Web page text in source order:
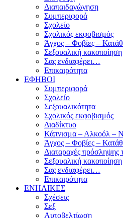
Διαπαιδαγώγηση
Συμπεριφορά
Σχολείο
Σχολικός εκφοβισμός
Άγχος – Φοβίες –
Σεξουαλική κακοποίηση
Σας ενδιαφέρει…
Επικαιρότητα
ΕΦΗΒΟΙ
Συμπεριφορά
Σχολείο
Σεξουαλικότητα
Σχολικός εκφοβισμός
Διαδίκτυο
Κάπνισμα – Αλκοόλ –
Άγχος – Φοβίες –
Διαταραχές πρόσληψης
Σεξουαλική κακοποίηση
Σας ενδιαφέρει…
Επικαιρότητα
ΕΝΗΛΙΚΕΣ
Σχέσεις
Σεξ
Αυτοβελτίωση